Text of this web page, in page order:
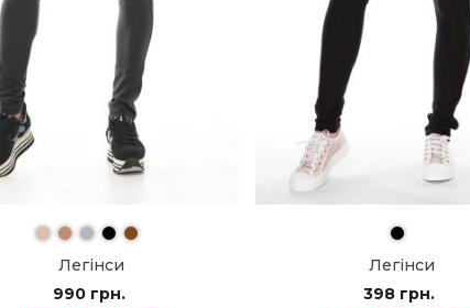
Легінси
990 грн.
Легінси
398 грн.